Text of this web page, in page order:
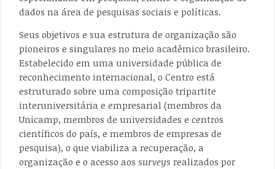
dados na área de pesquisas sociais e políticas.
Seus objetivos e sua estrutura de organização são
pioneiros e singulares no meio acadêmico brasileiro.
Estabelecido em uma universidade pública de
reconhecimento internacional, o Centro está
estruturado sobre uma composição tripartite
interuniversitária e empresarial (membros da
Unicamp, membros de universidades e centros
científicos do país, e membros de empresas de
pesquisa), o que viabiliza a recuperação, a
organização e o acesso aos surveys realizados por